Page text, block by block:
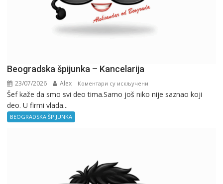
Beogradska špijunka – Kancelarija
23/07/2026 Alex Коментари су искључени
Beogradska
Šef kaže da smo svi deo tima.Samo još niko nije saznao koji
deo. U firmi vlada...
BEOGRADSKA ŠPIJUNKA